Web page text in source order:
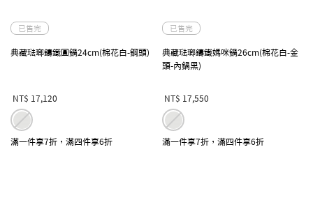
已售完
典藏琺瑯鑄鐵圓鍋24cm(棉花白-鋼頭)
NT$ 17,120
滿一件享7折，滿四件享6折
已售完
典藏琺瑯鑄鐵媽咪鍋26cm(棉花白-金
頭-內鍋黑)
NT$ 17,550
滿一件享7折，滿四件享6折